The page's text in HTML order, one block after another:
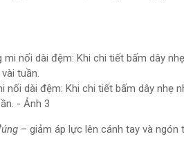
nối dài đệm: Khi chi tiết bấm dây nhẹ
- Ảnh 3
– giảm áp lực lên cánh tay và ngón